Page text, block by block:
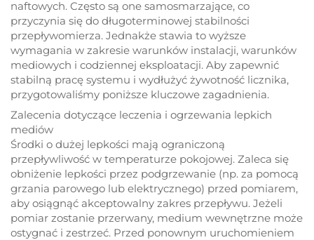
naftowych. Często są one samosmarzające, co
przyczynia się do długoterminowej stabilności
przepływomierza. Jednakże stawia to wyższe
wymagania w zakresie warunków instalacji, warunków
mediowych i codziennej eksploatacji. Aby zapewnić
stabilną pracę systemu i wydłużyć żywotność licznika,
przygotowaliśmy poniższe kluczowe zagadnienia.
Zalecenia dotyczące leczenia i ogrzewania lepkich
mediów
Środki o dużej lepkości mają ograniczoną
przepływliwość w temperaturze pokojowej. Zaleca się
obniżenie lepkości przez podgrzewanie (np. za pomocą
grzania parowego lub elektrycznego) przed pomiarem,
aby osiągnąć akceptowalny zakres przepływu. Jeżeli
pomiar zostanie przerwany, medium wewnętrzne może
ostygnać i zestrzeć. Przed ponownym uruchomieniem